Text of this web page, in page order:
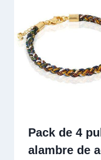
Pack de 4
alambre de